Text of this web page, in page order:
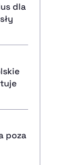
oknie
problem
, otwiera się w
dla
poza